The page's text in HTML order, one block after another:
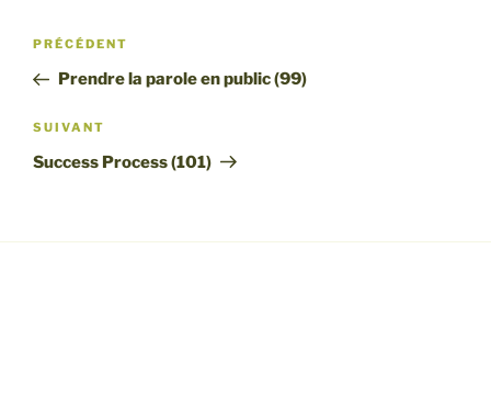
Navigation
l’article
Article
précédent
PRÉCÉDENT
Prendre la parole en public (99)
Article
suivant
SUIVANT
Success Process (101)